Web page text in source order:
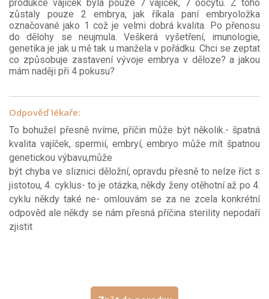
produkce vajíček byla pouze 7 vajíček, 7 oocytů. Z toho
zůstaly pouze 2 embrya, jak říkala paní embryoložka
označované jako 1 což je velmi dobrá kvalita. Po přenosu
do dělohy se neujmula. Veškerá vyšetření, imunologie,
genetika je jak u mě tak u manžela v pořádku. Chci se zeptat
co způsobuje zastavení vývoje embrya v děloze? a jakou
mám naději při 4 pokusu?
Odpověď lékaře:
To bohužel přesně nvíme, příčin může být několik.- špatná
kvalita vajíček, spermií, embryí, embryo může mít špatnou
genetickou výbavu,může
být chyba ve sliznici děložní, opravdu přesně to nelze říct s
jistotou, 4. cyklus- to je otázka, někdy ženy otěhotní až po 4.
cyklu někdy také ne- omlouvám se za ne zcela konkrétní
odpověd ale někdy se nám přesná příčina sterility nepodaří
zjistit